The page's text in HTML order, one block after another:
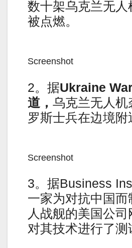
数十架乌克兰无人
被点燃。
Screenshot
2。据Ukraine
道， 乌克兰无人机
罗斯士兵在边境附
Screenshot
3。据Business
一家为对抗中国
人战舰的美国公司
对其技术进行了测